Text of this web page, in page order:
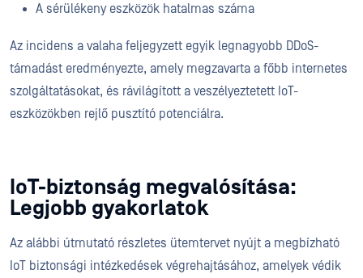
A sérülékeny eszközök hatalmas száma
Az incidens a valaha feljegyzett egyik legnagyobb DDoS-
támadást eredményezte, amely megzavarta a főbb internetes
szolgáltatásokat, és rávilágított a veszélyeztetett IoT-
eszközökben rejlő pusztító potenciálra.
IoT-biztonság megvalósítása:
Legjobb gyakorlatok
Az alábbi útmutató részletes ütemtervet nyújt a megbízható
IoT biztonsági intézkedések végrehajtásához, amelyek védik